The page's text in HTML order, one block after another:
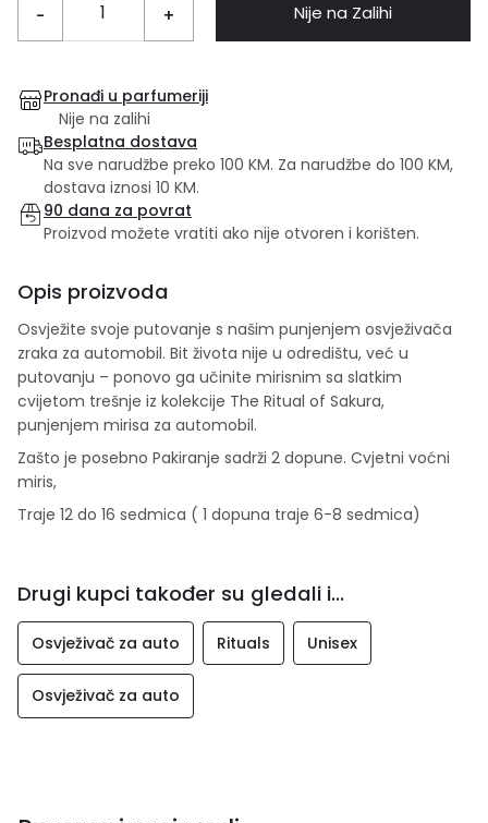
- + Nije na Zalihi
Pronađi u parfumeriji
Nije na zalihi
Besplatna dostava
Na sve narudžbe preko 100 KM. Za narudžbe do 100 KM,
dostava iznosi 10 KM.
90 dana za povrat
Proizvod možete vratiti ako nije otvoren i korišten.
Opis proizvoda
Osvježite svoje putovanje s našim punjenjem osvježivača
zraka za automobil. Bit života nije u odredištu, već u
putovanju – ponovo ga učinite mirisnim sa slatkim
cvijetom trešnje iz kolekcije The Ritual of Sakura,
punjenjem mirisa za automobil.
Zašto je posebno Pakiranje sadrži 2 dopune. Cvjetni voćni
miris,
Traje 12 do 16 sedmica ( 1 dopuna traje 6-8 sedmica)
Drugi kupci također su gledali i...
Osvježivač za auto Rituals Unisex
Osvježivač za auto